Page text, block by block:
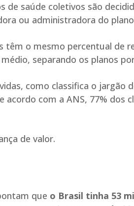
de saúde coletivos são
ou administradora do
têm o mesmo percentual de
separando os planos
como classifica o jargão
acordo com a ANS, 77% dos
de valor.
que o Brasil tinha 53